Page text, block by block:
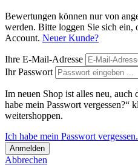
Bewertungen können nur von
werden. Bitte loggen Sie sich ein,
Account. Neuer Kunde?
Ihre E-Mail-Adresse
Ihr Passwort
Im neuen Shop ist alles neu, auch
habe mein Passwort vergessen?“
weitershoppen.
Ich habe mein Passwort vergessen.
Anmelden
Abbrechen